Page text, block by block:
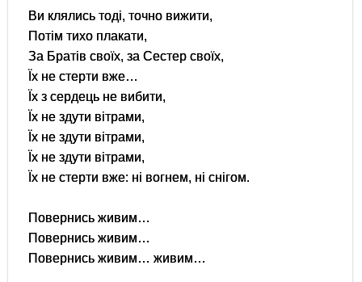
Ви клялись тоді, точно вижити,
Потім тихо плакати,
За Братів своїх, за Сестер своїх,
Їх не стерти вже…
Їх з сердець не вибити,
Їх не здути вітрами,
Їх не здути вітрами,
Їх не здути вітрами,
Їх не стерти вже: ні вогнем, ні снігом.
Повернись живим…
Повернись живим…
Повернись живим… живим…